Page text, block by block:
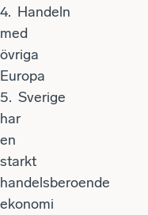
4. Handeln
med
övriga
Europa
5. Sverige
har
en
starkt
handelsberoende
ekonomi